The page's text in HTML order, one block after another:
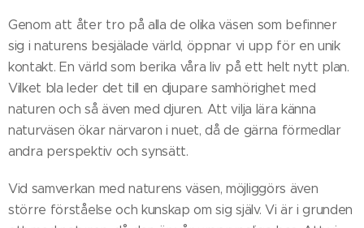
Genom att åter tro på alla de olika väsen som befinner
sig i naturens besjälade värld, öppnar vi upp för en unik
kontakt. En värld som berika våra liv på ett helt nytt plan.
Vilket bla leder det till en djupare samhörighet med
naturen och så även med djuren. Att vilja lära känna
naturväsen ökar närvaron i nuet, då de gärna förmedlar
andra perspektiv och synsätt.
Vid samverkan med naturens väsen, möjliggörs även
större förståelse och kunskap om sig själv. Vi är i grunden